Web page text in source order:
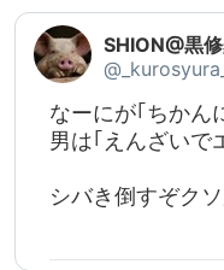
SHION@黒
@_kurosyura_
なーにが｢ちかん
男は｢えんざいで
シバき倒すぞク